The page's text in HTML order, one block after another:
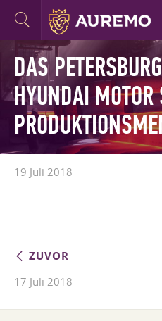
DAS
HYUNDAI MOTOR
19 Juli 2018
ZUVOR
17 Juli 2018